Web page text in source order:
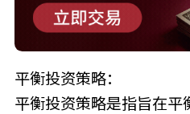
平衡投资策略：
平衡投资策略是指旨在平